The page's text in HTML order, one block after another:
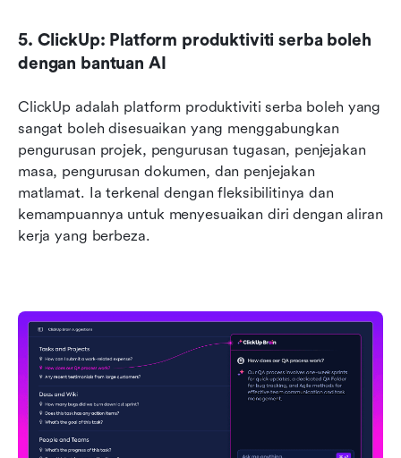
5. ClickUp: Platform produktiviti serba boleh
dengan bantuan AI
ClickUp adalah platform produktiviti serba boleh yang
sangat boleh disesuaikan yang menggabungkan
pengurusan projek, pengurusan tugasan, penjejakan
masa, pengurusan dokumen, dan penjejakan
matlamat. Ia terkenal dengan fleksibilitinya dan
kemampuannya untuk menyesuaikan diri dengan aliran
kerja yang berbeza.